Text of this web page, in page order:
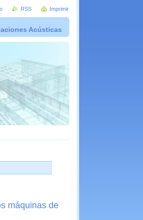
Acústicas
máquinas de
RSS Imprimir